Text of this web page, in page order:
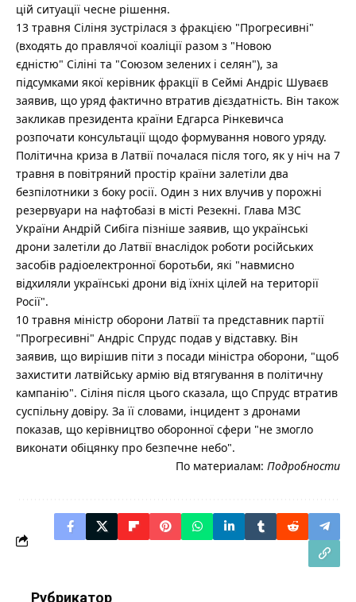
цій ситуації чесне рішення.
13 травня Сіліня зустрілася з фракцією "Прогресивні"
(входять до правлячої коаліції разом з "Новою
єдністю" Сіліні та "Союзом зелених і селян"), за
підсумками якої керівник фракції в Сеймі Андріс Шуваєв
заявив, що уряд фактично втратив дієздатність. Він також
закликав президента країни Едгарса Рінкевичса
розпочати консультації щодо формування нового уряду.
Політична криза в Латвії почалася після того, як у ніч на 7
травня в повітряний простір країни залетіли два
безпілотники з боку росії. Один з них влучив у порожні
резервуари на нафтобазі в місті Резекні. Глава МЗС
України Андрій Сибіга пізніше заявив, що українські
дрони залетіли до Латвії внаслідок роботи російських
засобів радіоелектронної боротьби, які "навмисно
відхиляли українські дрони від їхніх цілей на території
Росії".
10 травня міністр оборони Латвії та представник партії
"Прогресивні" Андріс Спрудс подав у відставку. Він
заявив, що вирішив піти з посади міністра оборони, "щоб
захистити латвійську армію від втягування в політичну
кампанію". Сіліня після цього сказала, що Спрудс втратив
суспільну довіру. За її словами, інцидент з дронами
показав, що керівництво оборонної сфери "не змогло
виконати обіцянку про безпечне небо".
По материалам: Подробности
Рубрикатор